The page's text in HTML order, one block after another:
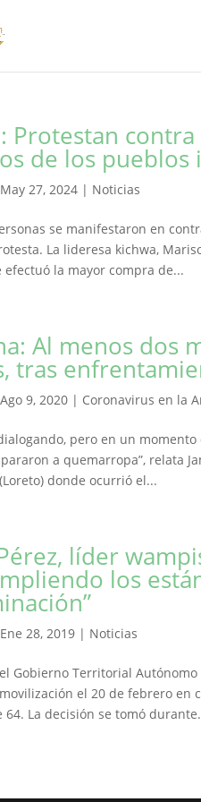
Protestan
de los pueblos
May 27, 2024 | Noticias
se manifestaron en
La lideresa kichwa,
efectuó la mayor compra de...
Al menos dos
tras
Ago 9, 2020 | Coronavirus en la
pero en un
a quemarropa”, relata
donde ocurrió el...
líder
los
Ene 28, 2019 | Noticias
Gobierno Territorial
el 20 de febrero en
64. La decisión se tomó